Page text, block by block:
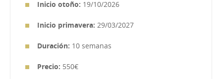
Inicio otoño: 19/10/2026
Inicio primavera: 29/03/2027
Duración: 10 semanas
Precio: 550€